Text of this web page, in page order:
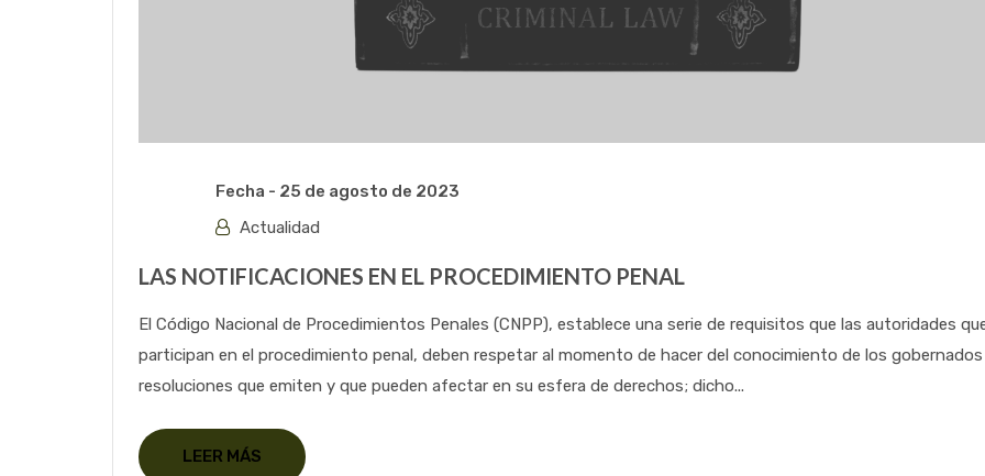
Fecha - 25 de agosto de 2023
Actualidad
LAS NOTIFICACIONES EN EL PROCEDIMIENTO PENAL
El Código Nacional de Procedimientos Penales (CNPP), establece una serie de requisitos que las autoridades
participan en el procedimiento penal, deben respetar al momento de hacer del conocimiento de los
resoluciones que emiten y que pueden afectar en su esfera de derechos; dicho...
LEER MÁS